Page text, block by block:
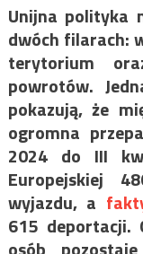
Unijna polityka
dwóch filarach:
terytorium
powrotów.
pokazują, że
ogromna
2024 do III
Europejskiej
wyjazdu, a
615 deportacji.